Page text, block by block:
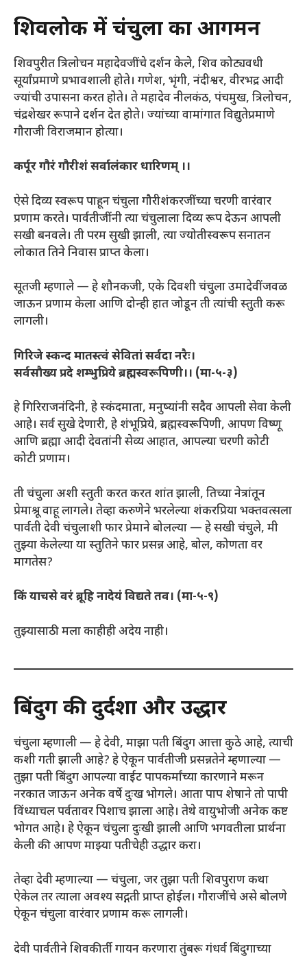
शिवलोक में चंचुला का आगमन
शिवपुरीत त्रिलोचन महादेवजींचे दर्शन केले, शिव कोट्यवधी
सूर्यांप्रमाणे प्रभावशाली होते। गणेश, भृंगी, नंदीश्वर, वीरभद्र आदी
ज्यांची उपासना करत होते। ते महादेव नीलकंठ, पंचमुख, त्रिलोचन,
चंद्रशेखर रूपाने दर्शन देत होते। ज्यांच्या वामांगात विद्युतेप्रमाणे
गौराजी विराजमान होत्या।
कर्पूर गौरं गौरीशं सर्वालंकार धारिणम् ।।
ऐसे दिव्य स्वरूप पाहून चंचुला गौरीशंकरजींच्या चरणी वारंवार
प्रणाम करते। पार्वतीजींनी त्या चंचुलाला दिव्य रूप देऊन आपली
सखी बनवले। ती परम सुखी झाली, त्या ज्योतीस्वरूप सनातन
लोकात तिने निवास प्राप्त केला।
सूतजी म्हणाले — हे शौनकजी, एके दिवशी चंचुला उमादेवींजवळ
जाऊन प्रणाम केला आणि दोन्ही हात जोडून ती त्यांची स्तुती करू
लागली।
गिरिजे स्कन्द मातस्त्वं सेवितां सर्वदा नरैः।
सर्वसौख्य प्रदे शम्भुप्रिये ब्रह्मस्वरूपिणी।। (मा-५-३)
हे गिरिराजनंदिनी, हे स्कंदमाता, मनुष्यांनी सदैव आपली सेवा केली
आहे। सर्व सुखे देणारी, हे शंभूप्रिये, ब्रह्मस्वरूपिणी, आपण विष्णू
आणि ब्रह्मा आदी देवतांनी सेव्य आहात, आपल्या चरणी कोटी
कोटी प्रणाम।
ती चंचुला अशी स्तुती करत करत शांत झाली, तिच्या नेत्रांतून
प्रेमाश्रू वाहू लागले। तेव्हा करुणेने भरलेल्या शंकरप्रिया भक्तवत्सला
पार्वती देवी चंचुलाशी फार प्रेमाने बोलल्या — हे सखी चंचुले, मी
तुझ्या केलेल्या या स्तुतिने फार प्रसन्न आहे, बोल, कोणता वर
मागतेस?
किं याचसे वरं ब्रूहि नादेयं विद्यते तव। (मा-५-९)
तुझ्यासाठी मला काहीही अदेय नाही।
बिंदुग की दुर्दशा और उद्धार
चंचुला म्हणाली — हे देवी, माझा पती बिंदुग आत्ता कुठे आहे, त्याची
कशी गती झाली आहे? हे ऐकून पार्वतीजी प्रसन्नतेने म्हणाल्या —
तुझा पती बिंदुग आपल्या वाईट पापकर्मांच्या कारणाने मरून
नरकात जाऊन अनेक वर्षे दुःख भोगले। आता पाप शेषाने तो पापी
विंध्याचल पर्वतावर पिशाच झाला आहे। तेथे वायुभोजी अनेक कष्ट
भोगत आहे। हे ऐकून चंचुला दुःखी झाली आणि भगवतीला प्रार्थना
केली की आपण माझ्या पतीचेही उद्धार करा।
तेव्हा देवी म्हणाल्या — चंचुला, जर तुझा पती शिवपुराण कथा
ऐकेल तर त्याला अवश्य सद्गती प्राप्त होईल। गौराजींचे असे बोलणे
ऐकून चंचुला वारंवार प्रणाम करू लागली।
देवी पार्वतीने शिवकीर्ती गायन करणारा तुंबरू गंधर्व बिंदुगाच्या